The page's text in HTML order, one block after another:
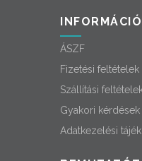
INFORMÁCIÓ
ÁSZF
Fizetési feltételek
Szállítási
Gyakori kérdések
Adatkezelési